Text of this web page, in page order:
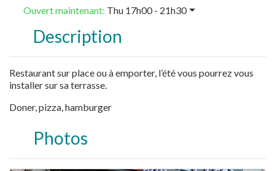
Ouvert maintenant: Thu 17h00 - 21h30
Description
Restaurant sur place ou à emporter, l’été vous pourrez vous
installer sur sa terrasse.
Doner, pizza, hamburger
Photos